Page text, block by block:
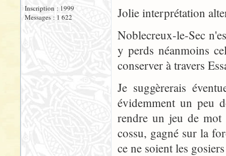
Inscription : 1999
Messages : 1 622
Jolie interprétation
Noblecreux-le-Sec
y perds néanmoins
conserver à travers
Je suggèrerais
évidemment un peu
rendre un jeu de
cossu, gagné sur la
ce ne soient les